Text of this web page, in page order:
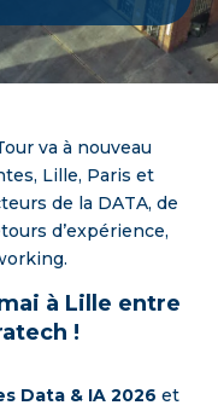
va à nouveau
Lille, Paris et
de la DATA, de
d’expérience,
à Lille entre
!
Data & IA 2026 et